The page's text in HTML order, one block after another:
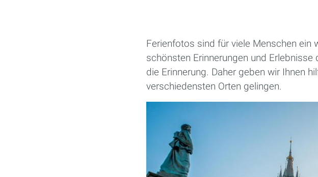
Ferienfotos sind für viele Menschen ein
schönsten Erinnerungen und
die Erinnerung. Daher geben wir Ihnen
verschiedensten Orten gelingen.­­­